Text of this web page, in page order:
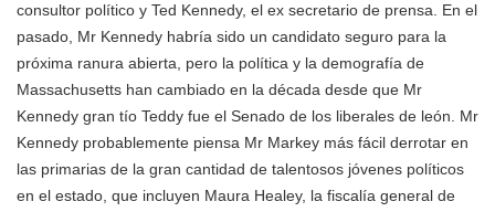
consultor político y Ted Kennedy, el ex secretario de prensa. En el
pasado, Mr Kennedy habría sido un candidato seguro para la
próxima ranura abierta, pero la política y la demografía de
Massachusetts han cambiado en la década desde que Mr
Kennedy gran tío Teddy fue el Senado de los liberales de león. Mr
Kennedy probablemente piensa Mr Markey más fácil derrotar en
las primarias de la gran cantidad de talentosos jóvenes políticos
en el estado, que incluyen Maura Healey, la fiscalía general de